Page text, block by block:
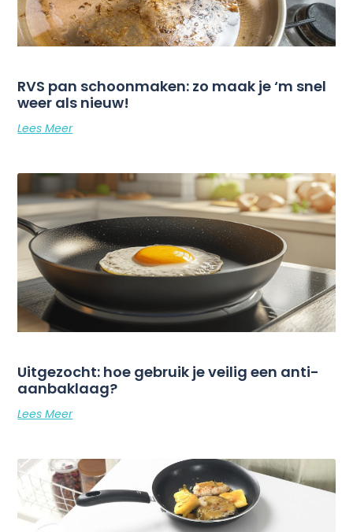
RVS pan schoonmaken: zo maak je ‘m snel
weer als nieuw!
Lees Meer
Uitgezocht: hoe gebruik je veilig een anti-
aanbaklaag?
Lees Meer